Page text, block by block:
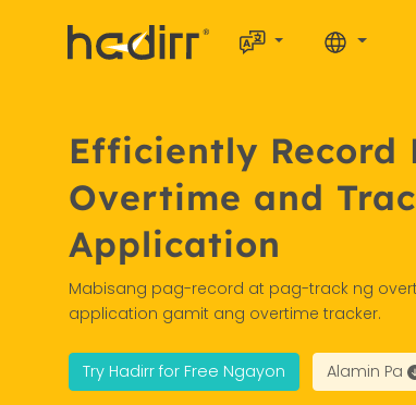
Efficiently Record
Overtime and
Application
Mabisang pag-record at pag-track ng
application gamit ang overtime tracker.
Try Hadirr for Free Ngayon Alamin Pa